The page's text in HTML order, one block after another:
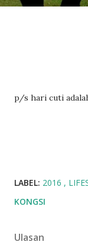
p/s hari cuti
LABEL: 2016
KONGSI
Ulasan